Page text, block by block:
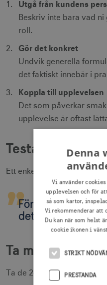
Utgå från kundens
Beskriv inte bara vad
roll.
Gör det konkret
Undvik generella
det faktiskt innebär i
Koppla till upplevelsen
Det som påverkar
upplevelse är oftast
Testa er
Ett enkelt sätt att testa era
Förstår någon
detta betyder –
Ta med er
Ta de 2–3 saker ni valt i
Denna
Vi använder
upplevelsen och för
så som kartor,
Vi rekommenderar att
Du kan när som helst
cookie ikonen i
STRIKT
PRESTANDA